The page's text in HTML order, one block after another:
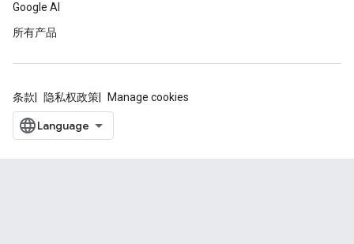
Google AI
所有产品
条款 隐私权政策 Manage cookies